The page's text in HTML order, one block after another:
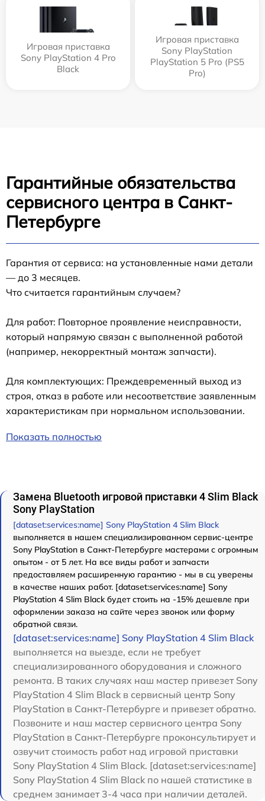
Игровая приставка
Sony PlayStation 4 Pro
Black
Игровая приставка
Sony PlayStation
PlayStation 5 Pro (PS5
Pro)
Гарантийные обязательства
сервисного центра в Санкт-
Петербурге
Гарантия от сервиса: на установленные нами детали
— до 3 месяцев.
Что считается гарантийным случаем?
Для работ: Повторное проявление неисправности,
который напрямую связан с выполненной работой
(например, некорректный монтаж запчасти).
Для комплектующих: Преждевременный выход из
строя, отказ в работе или несоответствие заявленным
характеристикам при нормальном использовании.
Показать полностью
Замена Bluetooth игровой приставки 4 Slim Black
Sony PlayStation
[dataset:services:name] Sony PlayStation 4 Slim Black
выполняется в нашем специализированном сервис-центре
Sony PlayStation в Санкт-Петербурге мастерами с огромным
опытом - от 5 лет. На все виды работ и запчасти
предоставляем расширенную гарантию - мы в сц уверены
в качестве наших работ. [dataset:services:name] Sony
PlayStation 4 Slim Black будет стоить на -15% дешевле при
оформлении заказа на сайте через звонок или форму
обратной связи.
[dataset:services:name] Sony PlayStation 4 Slim Black
выполняется на выезде, если не требует
специализированного оборудования и сложного
ремонта. В таких случаях наш мастер привезет Sony
PlayStation 4 Slim Black в сервисный центр Sony
PlayStation в Санкт-Петербурге и привезет обратно.
Позвоните и наш мастер сервисного центра Sony
PlayStation в Санкт-Петербурге проконсультирует и
озвучит стоимость работ над игровой приставки
Sony PlayStation 4 Slim Black. [dataset:services:name]
Sony PlayStation 4 Slim Black по нашей статистике в
среднем занимает 3-4 часа при наличии деталей.